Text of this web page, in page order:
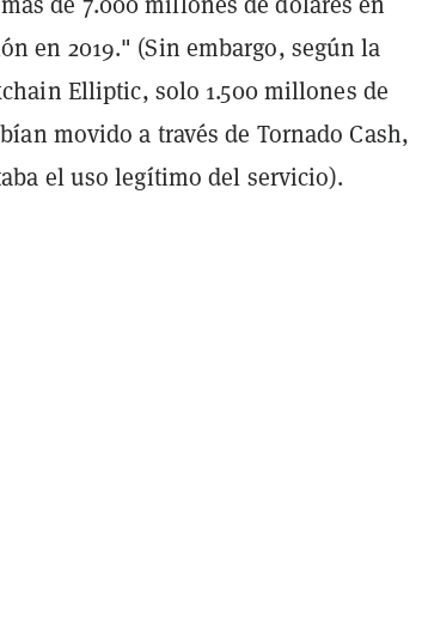
en 2019." (Sin embargo, según la
Elliptic, solo 1.500 millones de
movido a través de Tornado Cash,
el uso legítimo del servicio).